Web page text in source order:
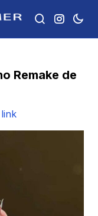
Remake de